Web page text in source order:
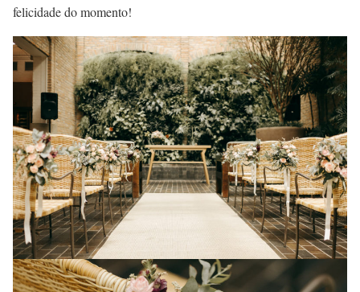
felicidade do momento!